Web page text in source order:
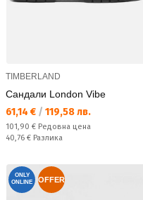
TIMBERLAND
Сандали London Vibe
Текуща цена:
61,14 € / 119,58 лв.
Редовна цена:
101,90 € Редовна цена
Спестявате:
40,76 € Разлика
ONLY
ONLINE
OFFER